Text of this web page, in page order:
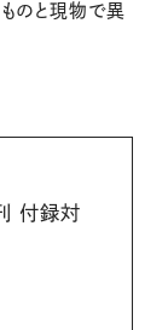
のと現物で異
付録対